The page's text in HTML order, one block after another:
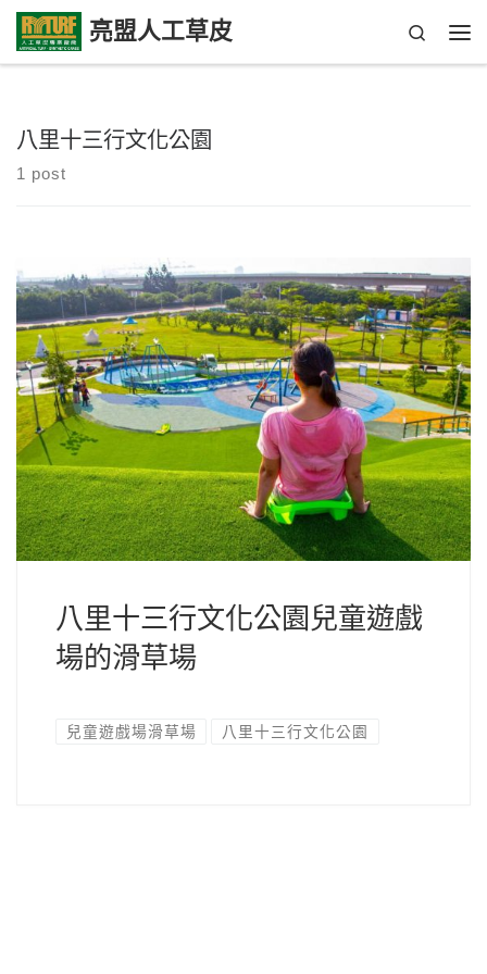
Skip to content亮盟人工草皮
Search
八里十三行文化公園
1 post
八里十三行文化公園兒童遊戲
場的滑草場
兒童遊戲場滑草場 八里十三行文化公園